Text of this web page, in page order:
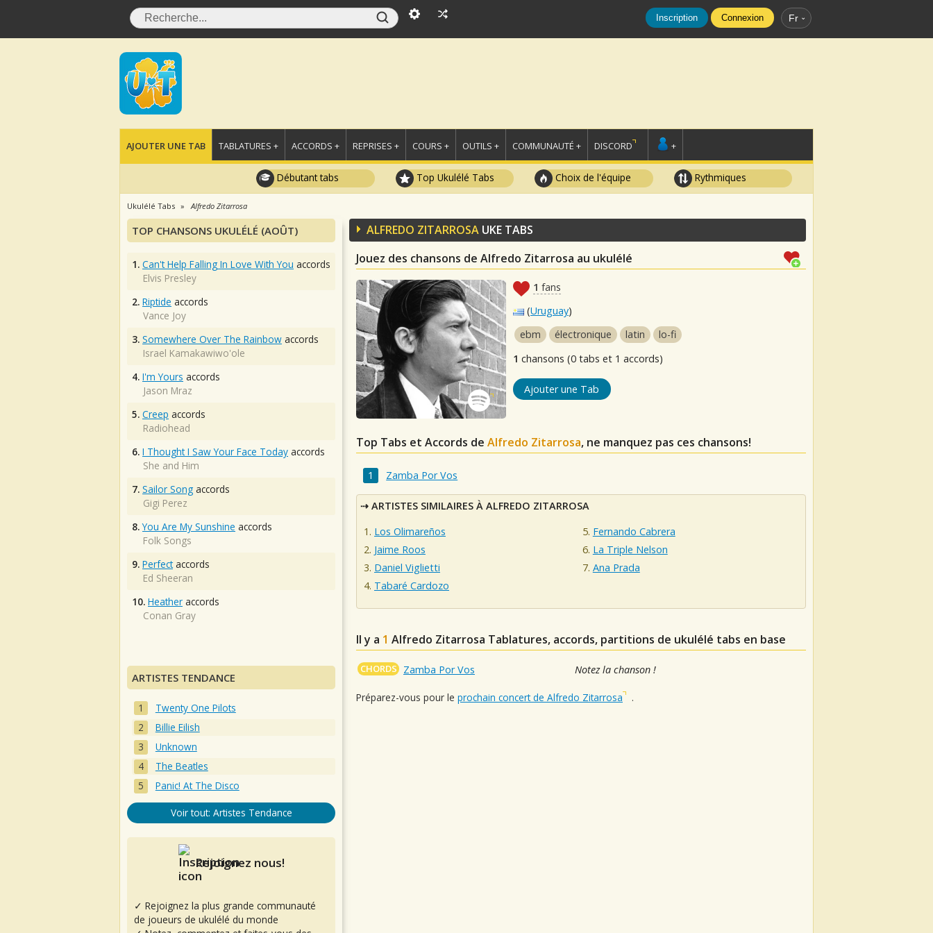
Inscription Connexion Fr
AJOUTER UNE TAB TABLATURES + ACCORDS + REPRISES + COURS + OUTILS + COMMUNAUTÉ + DISCORD +
Débutant tabs Top Ukulélé Tabs Choix de l'équipe Rythmiques
Ukulélé Tabs Alfredo Zitarrosa
ALFREDO ZITARROSA UKE TABS
Jouez des chansons de Alfredo Zitarrosa au ukulélé
1 fans
(Uruguay)
ebm
électronique latin
lo-fi
1 chansons (0 tabs et 1 accords)
Ajouter une Tab
Top Tabs et Accords de Alfredo Zitarrosa, ne manquez pas ces chansons!
Zamba Por Vos
ARTISTES SIMILAIRES À ALFREDO ZITARROSA
Los Olimareños
Jaime Roos
Daniel Viglietti
Tabaré Cardozo
Fernando Cabrera
La Triple Nelson
Ana Prada
Il y a 1 Alfredo Zitarrosa Tablatures, accords, partitions de ukulélé tabs en base
CHORDS Zamba Por Vos Notez la chanson !
Préparez-vous pour le prochain concert de Alfredo Zitarrosa .
TOP CHANSONS UKULÉLÉ (AOÛT)
1. Can't Help Falling In Love With You accords
Elvis Presley
2. Riptide accords
Vance Joy
3. Somewhere Over The Rainbow accords
Israel Kamakawiwo'ole
4. I'm Yours accords
Jason Mraz
5. Creep accords
Radiohead
6. I Thought I Saw Your Face Today accords
She and Him
7. Sailor Song accords
Gigi Perez
8. You Are My Sunshine accords
Folk Songs
9. Perfectaccords
Ed Sheeran
10. Heather accords
Conan Gray
ARTISTES TENDANCE
Twenty One Pilots
Billie Eilish
Unknown
The Beatles
Panic! At The Disco
Voir tout: Artistes Tendance
Rejoignez nous!
✓ Rejoignez la plus grande communauté
de joueurs de ukulélé du monde